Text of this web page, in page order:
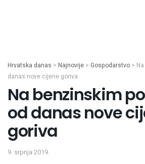
Hrvatska danas > Najnovije > Gospodarstvo >
danas nove cijene goriva
Na benzinskim
od danas nove
goriva
9. srpnja 2019.